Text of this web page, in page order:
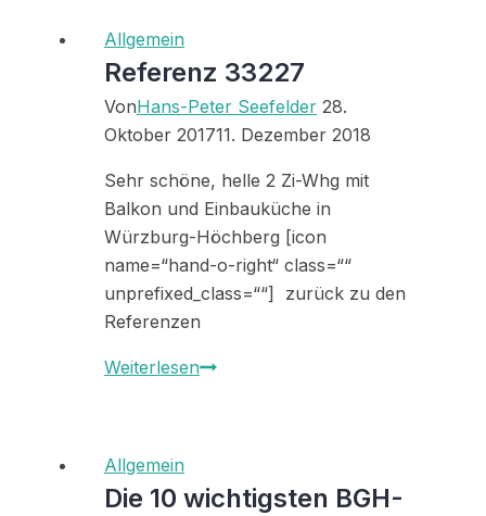
Allgemein
Referenz 33227
VonHans-Peter Seefelder 28.
Oktober 201711. Dezember 2018
Sehr schöne, helle 2 Zi-Whg mit
Balkon und Einbauküche in
Würzburg-Höchberg [icon
name=“hand-o-right“ class=““
unprefixed_class=““] zurück zu den
Referenzen
WeiterlesenReferenz
Allgemein
Die 10 wichtigsten BGH-